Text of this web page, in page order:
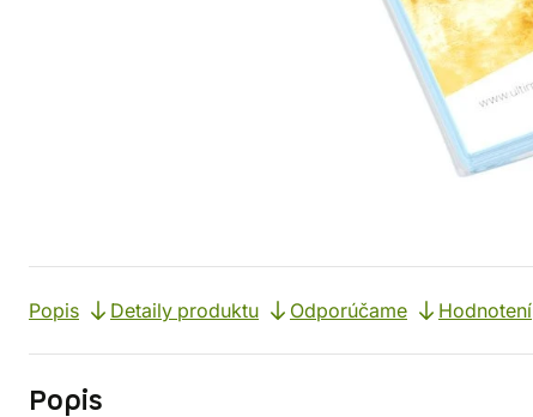
Popis Detaily produktu Odporúčame Hodnotení
Popis